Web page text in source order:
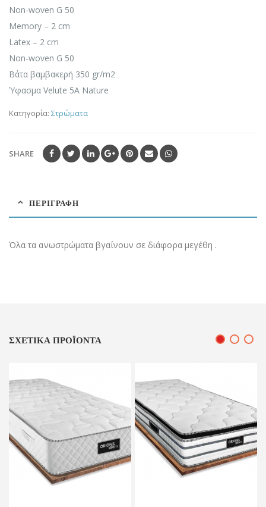
Non-woven G 50
Memory – 2 cm
Latex – 2 cm
Non-woven G 50
Βάτα βαμβακερή 350 gr/m2
Ύφασμα Velute 5A Nature
Κατηγορία: Στρώματα
SHARE
ΠΕΡΙΓΡΑΦΉ
Όλα τα ανωστρώματα βγαίνουν σε διάφορα μεγέθη .
ΣΧΕΤΙΚΆ ΠΡΟΪΌΝΤΑ